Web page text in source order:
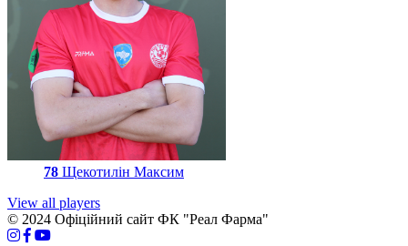
78 Щекотилін Максим
View all players
© 2024 Офіційний сайт ФК "Реал Фарма"